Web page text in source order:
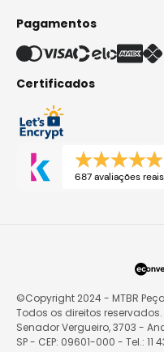
Pagamentos
Certificados
687 avaliações reais
©Copyright 2024 - MTBR
Todos os direitos
Senador Vergueiro, 3703 -
SP - CEP: 09601-000 - Tel.: